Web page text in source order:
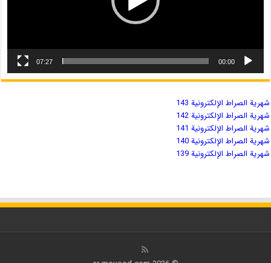
00:00
07:27
شهریة الصراط الإلكترونية 143
شهریة الصراط الإلكترونية 142
شهریة الصراط الإلكترونية 141
شهریة الصراط الإلكترونية 140
شهریة الصراط الإلكترونية 139